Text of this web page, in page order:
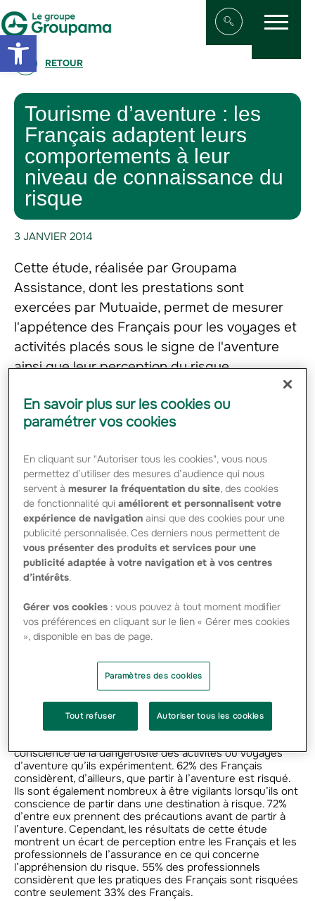
Open toolbar
Aller au contenu
Afficher/
Menu
RETOUR
Tourisme d’aventure : les
Français adaptent leurs
comportements à leur
niveau de connaissance du
risque
3 JANVIER 2014
Cette étude, réalisée par Groupama
Assistance, dont les prestations sont
exercées par Mutuaide, permet de mesurer
l'appétence des Français pour les voyages et
activités placés sous le signe de l'aventure
ainsi que leur perception du risque.
Ce sondage, réalisé du 25 juin au 3 juillet 2013 en
partenariat avec l’Argus de l’assurance et l’Institut Think,
et d’interroger 281 professionnels de l’assurance afin
d’analyser les comportements des Français face au
tourisme d’aventure.
Des Français plus curieux qu’aventuriers
Aujourd’hui, 42% des Français rêvent d’aventure. C’est
principalement la curiosité plutôt que l’envie de vivre des
expériences extrêmes qui les guide. On constate
également que cette envie d’aventure décroît avec l’âge.
d’aventure contre 59% des personnes âgées de 18 à 34
ans. Cet écart générationnel est aussi visible dans le type
d’expérience privilégiée par les différentes classes d’âge.
Les jeunes privilégient les aventures à sensations alors
et activités plus conventionnelles.
Des Français qui se considèrent comme
prudents et responsables
conscience de la dangerosité des activités ou voyages
d’aventure qu’ils expérimentent. 62% des Français
considèrent, d’ailleurs, que partir à l’aventure est risqué.
Ils sont également nombreux à être vigilants lorsqu’ils ont
conscience de partir dans une destination à risque. 72%
d’entre eux prennent des précautions avant de partir à
l’aventure. Cependant, les résultats de cette étude
montrent un écart de perception entre les Français et les
professionnels de l’assurance en ce qui concerne
l’appréhension du risque. 55% des professionnels
considèrent que les pratiques des Français sont risquées
contre seulement 33% des Français.
En savoir plus sur les cookies ou
paramétrer vos cookies
En cliquant sur "Autoriser tous les cookies", vous nous
permettez d’utiliser des mesures d’audience qui nous
servent àmesurer la fréquentation du site, des cookies
de fonctionnalité quiaméliorent et personnalisent votre
expérience de navigation ainsi que des cookies pour une
publicité personnalisée. Ces derniers nous permettent de
vous présenter des produits et services pour une
publicité adaptée à votre navigation et à vos centres
d’intérêts.
Gérer vos cookies : vous pouvez à tout moment modifier
vos préférences en cliquant sur le lien « Gérer mes cookies
», disponible en bas de page.
Paramètres des cookies
Tout refuser Autoriser tous les cookies